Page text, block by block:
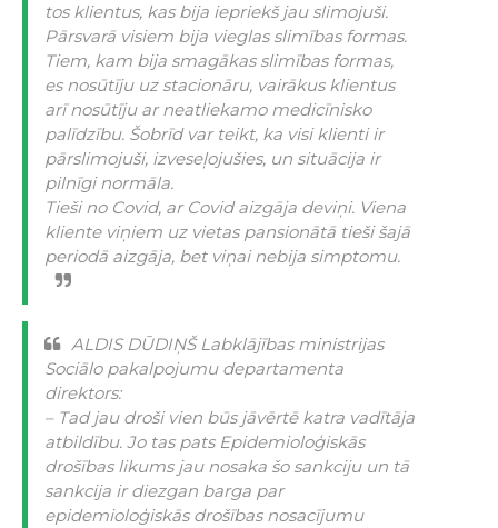
tos klientus, kas bija iepriekš jau slimojuši.
Pārsvarā visiem bija vieglas slimības formas.
Tiem, kam bija smagākas slimības formas,
es nosūtīju uz stacionāru, vairākus klientus
arī nosūtīju ar neatliekamo medicīnisko
palīdzību. Šobrīd var teikt, ka visi klienti ir
pārslimojuši, izveseļojušies, un situācija ir
pilnīgi normāla.
Tieši no Covid, ar Covid aizgāja deviņi. Viena
kliente viņiem uz vietas pansionātā tieši šajā
periodā aizgāja, bet viņai nebija simptomu.
ALDIS DŪDIŅŠ Labklājības ministrijas
Sociālo pakalpojumu departamenta
direktors:
– Tad jau droši vien būs jāvērtē katra vadītāja
atbildību. Jo tas pats Epidemioloģiskās
drošības likums jau nosaka šo sankciju un tā
sankcija ir diezgan barga par
epidemioloģiskās drošības nosacījumu